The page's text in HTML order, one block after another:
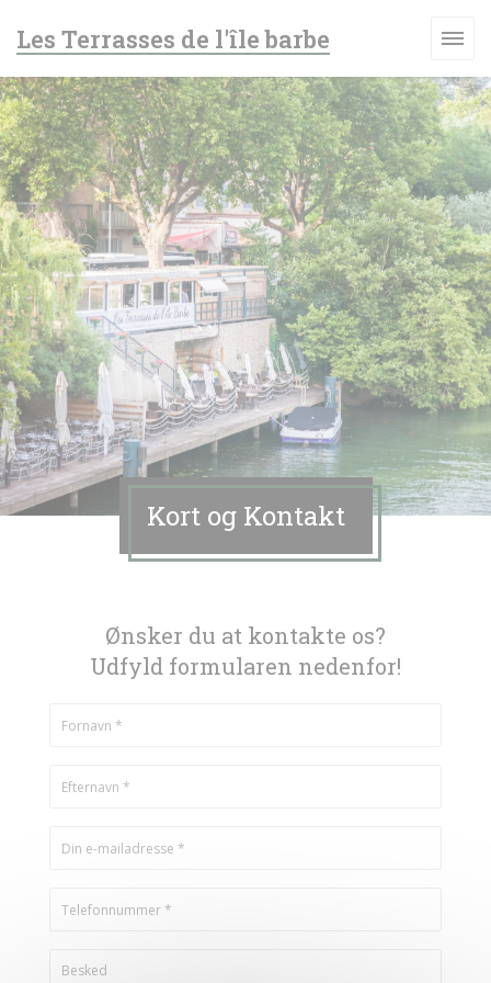
Les Terrasses de l'île barbe
Kort og Kontakt
Ønsker du at kontakte os?
Udfyld formularen nedenfor!